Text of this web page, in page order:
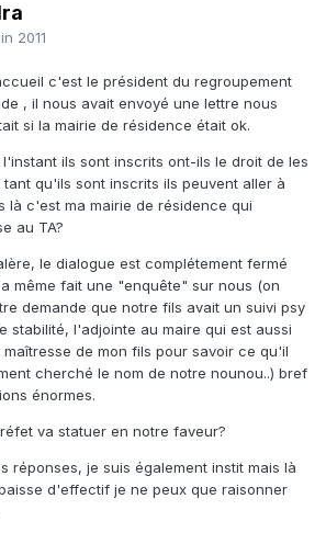
2011
c'est le président du regroupement
, il nous avait envoyé une lettre nous
si la mairie de résidence était ok.
ils sont inscrits ont-ils le droit de les
qu'ils sont inscrits ils peuvent aller à
là c'est ma mairie de résidence qui
au TA?
le dialogue est complétement fermé
même fait une "enquête" sur nous (on
demande que notre fils avait un suivi psy
stabilité, l'adjointe au maire qui est aussi
de mon fils pour savoir ce qu'il
cherché le nom de notre nounou..) bref
énormes.
va statuer en notre faveur?
réponses, je suis également instit mais là
d'effectif je ne peux que raisonner